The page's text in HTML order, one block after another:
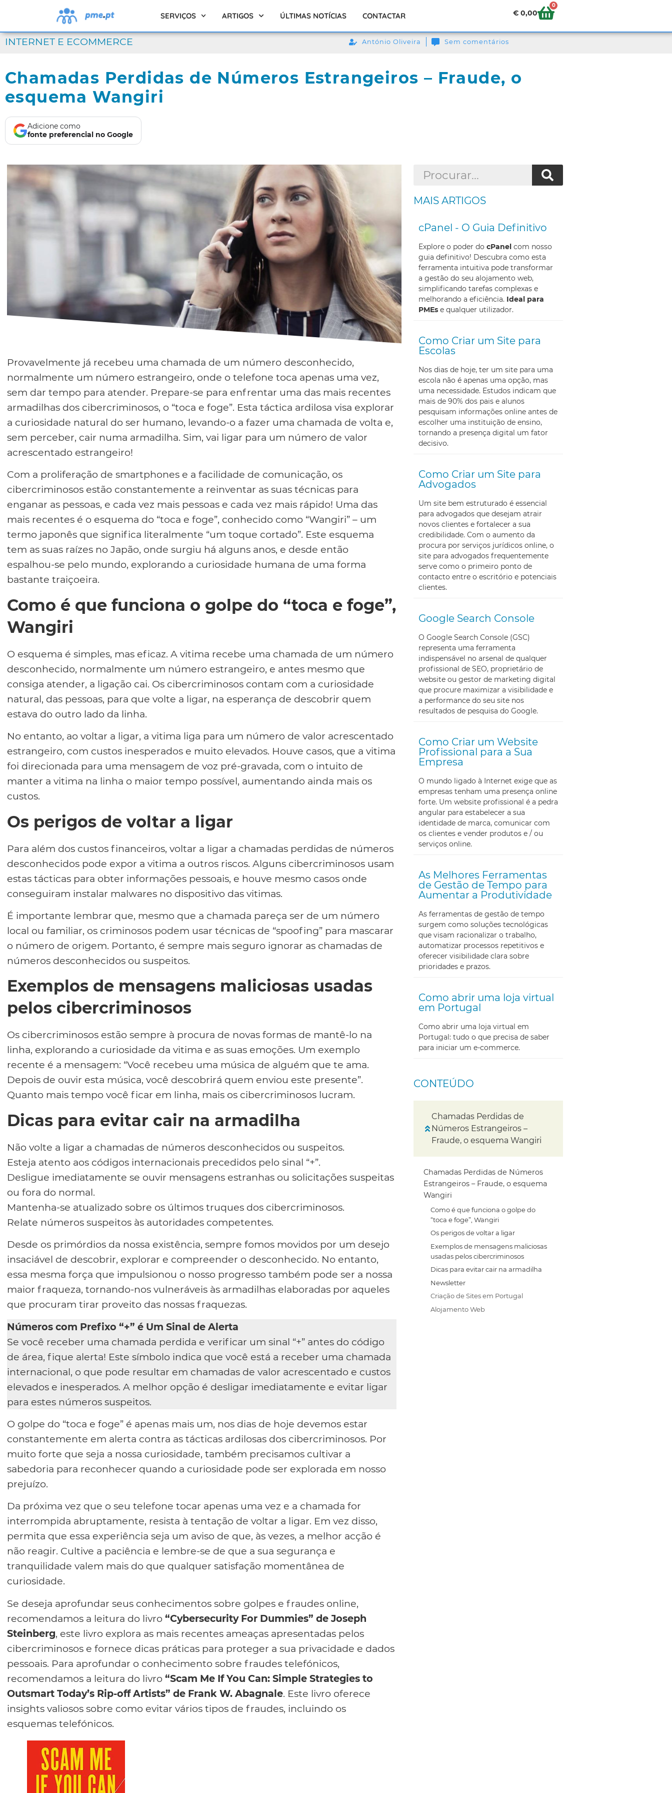
SERVIÇOS ARTIGOS ÚLTIMAS NOTÍCIAS CONTACTAR € 0,00
0
INTERNET E ECOMMERCE António Oliveira Sem comentários
Chamadas Perdidas de Números Estrangeiros – Fraude, o
esquema Wangiri
Adicione como
fonte preferencial no Google
Provavelmente já recebeu uma chamada de um número desconhecido,
normalmente um número estrangeiro, onde o telefone toca apenas uma vez,
sem dar tempo para atender. Prepare-se para enfrentar uma das mais recentes
armadilhas dos cibercriminosos, o “toca e foge”. Esta táctica ardilosa visa explorar
a curiosidade natural do ser humano, levando-o a fazer uma chamada de volta e,
sem perceber, cair numa armadilha. Sim, vai ligar para um número de valor
acrescentado estrangeiro!
Com a proliferação de smartphones e a facilidade de comunicação, os
cibercriminosos estão constantemente a reinventar as suas técnicas para
enganar as pessoas, e cada vez mais pessoas e cada vez mais rápido! Uma das
mais recentes é o esquema do “toca e foge”, conhecido como “Wangiri” – um
termo japonês que significa literalmente “um toque cortado”. Este esquema
tem as suas raízes no Japão, onde surgiu há alguns anos, e desde então
espalhou-se pelo mundo, explorando a curiosidade humana de uma forma
bastante traiçoeira.
Como é que funciona o golpe do “toca e foge”,
Wangiri
O esquema é simples, mas eficaz. A vitima recebe uma chamada de um número
desconhecido, normalmente um número estrangeiro, e antes mesmo que
consiga atender, a ligação cai. Os cibercriminosos contam com a curiosidade
natural, das pessoas, para que volte a ligar, na esperança de descobrir quem
estava do outro lado da linha.
No entanto, ao voltar a ligar, a vitima liga para um número de valor acrescentado
estrangeiro, com custos inesperados e muito elevados. Houve casos, que a vitima
foi direcionada para uma mensagem de voz pré-gravada, com o intuito de
manter a vitima na linha o maior tempo possível, aumentando ainda mais os
custos.
Os perigos de voltar a ligar
Para além dos custos financeiros, voltar a ligar a chamadas perdidas de números
desconhecidos pode expor a vitima a outros riscos. Alguns cibercriminosos usam
estas tácticas para obter informações pessoais, e houve mesmo casos onde
conseguiram instalar malwares no dispositivo das vitimas.
É importante lembrar que, mesmo que a chamada pareça ser de um número
local ou familiar, os criminosos podem usar técnicas de “spoofing” para mascarar
o número de origem. Portanto, é sempre mais seguro ignorar as chamadas de
números desconhecidos ou suspeitos.
Exemplos de mensagens maliciosas usadas
pelos cibercriminosos
Os cibercriminosos estão sempre à procura de novas formas de mantê-lo na
linha, explorando a curiosidade da vitima e as suas emoções. Um exemplo
recente é a mensagem: “Você recebeu uma música de alguém que te ama.
Depois de ouvir esta música, você descobrirá quem enviou este presente”.
Quanto mais tempo você ficar em linha, mais os cibercriminosos lucram.
Dicas para evitar cair na armadilha
Não volte a ligar a chamadas de números desconhecidos ou suspeitos.
Esteja atento aos códigos internacionais precedidos pelo sinal “+”.
Desligue imediatamente se ouvir mensagens estranhas ou solicitações suspeitas
ou fora do normal.
Mantenha-se atualizado sobre os últimos truques dos cibercriminosos.
Relate números suspeitos às autoridades competentes.
Desde os primórdios da nossa existência, sempre fomos movidos por um desejo
insaciável de descobrir, explorar e compreender o desconhecido. No entanto,
essa mesma força que impulsionou o nosso progresso também pode ser a nossa
maior fraqueza, tornando-nos vulneráveis às armadilhas elaboradas por aqueles
que procuram tirar proveito das nossas fraquezas.
Números com Prefixo “+” é Um Sinal de Alerta
Se você receber uma chamada perdida e verificar um sinal “+” antes do código
de área, fique alerta! Este símbolo indica que você está a receber uma chamada
internacional, o que pode resultar em chamadas de valor acrescentado e custos
elevados e inesperados. A melhor opção é desligar imediatamente e evitar ligar
para estes números suspeitos.
O golpe do “toca e foge” é apenas mais um, nos dias de hoje devemos estar
constantemente em alerta contra as tácticas ardilosas dos cibercriminosos. Por
muito forte que seja a nossa curiosidade, também precisamos cultivar a
sabedoria para reconhecer quando a curiosidade pode ser explorada em nosso
prejuízo.
Da próxima vez que o seu telefone tocar apenas uma vez e a chamada for
interrompida abruptamente, resista à tentação de voltar a ligar. Em vez disso,
permita que essa experiência seja um aviso de que, às vezes, a melhor acção é
não reagir. Cultive a paciência e lembre-se de que a sua segurança e
tranquilidade valem mais do que qualquer satisfação momentânea de
curiosidade.
Se deseja aprofundar seus conhecimentos sobre golpes e fraudes online,
recomendamos a leitura do livro “Cybersecurity For Dummies” de Joseph
Steinberg, este livro explora as mais recentes ameaças apresentadas pelos
cibercriminosos e fornece dicas práticas para proteger a sua privacidade e dados
pessoais. Para aprofundar o conhecimento sobre fraudes telefónicos,
recomendamos a leitura do livro “Scam Me If You Can: Simple Strategies to
Outsmart Today’s Rip-off Artists” de Frank W. Abagnale. Este livro oferece
insights valiosos sobre como evitar vários tipos de fraudes, incluindo os
esquemas telefónicos.
MAIS ARTIGOS
cPanel - O Guia Definitivo
Explore o poder do cPanelcom nosso
guia definitivo! Descubra como esta
ferramenta intuitiva pode transformar
a gestão do seu alojamento web,
simplificando tarefas complexas e
melhorando a eficiência. Ideal para
PMEse qualquer utilizador.
Como Criar um Site para
Escolas
Nos dias de hoje, ter um site para uma
escola não é apenas uma opção, mas
uma necessidade. Estudos indicam que
mais de 90% dos pais e alunos
pesquisam informações online antes de
escolher uma instituição de ensino,
tornando a presença digital um fator
decisivo.
Como Criar um Site para
Advogados
Um site bem estruturado é essencial
para advogados que desejam atrair
novos clientes e fortalecer a sua
credibilidade. Com o aumento da
procura por serviços jurídicos online, o
site para advogados frequentemente
serve como o primeiro ponto de
contacto entre o escritório e potenciais
clientes.
Google Search Console
O Google Search Console (GSC)
representa uma ferramenta
indispensável no arsenal de qualquer
profissional de SEO, proprietário de
website ou gestor de marketing digital
que procure maximizar a visibilidade e
a performance do seu site nos
resultados de pesquisa do Google.
Como Criar um Website
Profissional para a Sua
Empresa
O mundo ligado à Internet exige que as
empresas tenham uma presença online
forte. Um website profissional é a pedra
angular para estabelecer a sua
identidade de marca, comunicar com
os clientes e vender produtos e / ou
serviços online.
As Melhores Ferramentas
de Gestão de Tempo para
Aumentar a Produtividade
As ferramentas de gestão de tempo
surgem como soluções tecnológicas
que visam racionalizar o trabalho,
automatizar processos repetitivos e
oferecer visibilidade clara sobre
prioridades e prazos.
Como abrir uma loja virtual
em Portugal
Como abrir uma loja virtual em
Portugal: tudo o que precisa de saber
para iniciar um e-commerce.
CONTEÚDO
Chamadas Perdidas de
Números Estrangeiros –
Fraude, o esquema Wangiri
Chamadas Perdidas de Números
Estrangeiros – Fraude, o esquema
Wangiri
Como é que funciona o golpe do
“toca e foge”, Wangiri
Os perigos de voltar a ligar
Exemplos de mensagens maliciosas
usadas pelos cibercriminosos
Dicas para evitar cair na armadilha
Newsletter
Criação de Sites em Portugal
Alojamento Web